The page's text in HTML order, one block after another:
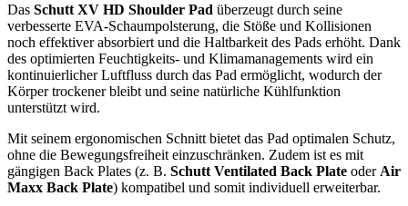
Das Schutt XV HD Shoulder Pad überzeugt durch seine
verbesserte EVA-Schaumpolsterung, die Stöße und Kollisionen
noch effektiver absorbiert und die Haltbarkeit des Pads erhöht. Dank
des optimierten Feuchtigkeits- und Klimamanagements wird ein
kontinuierlicher Luftfluss durch das Pad ermöglicht, wodurch der
Körper trockener bleibt und seine natürliche Kühlfunktion
unterstützt wird.
Mit seinem ergonomischen Schnitt bietet das Pad optimalen Schutz,
ohne die Bewegungsfreiheit einzuschränken. Zudem ist es mit
gängigen Back Plates (z. B. Schutt Ventilated Back Plate oder Air
Maxx Back Plate) kompatibel und somit individuell erweiterbar.